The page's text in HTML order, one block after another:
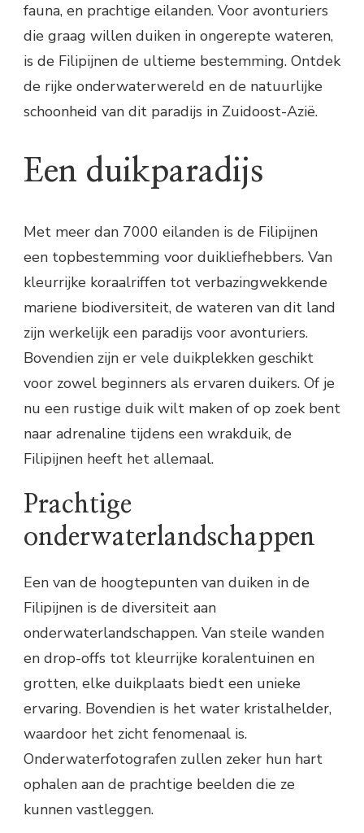
fauna, en prachtige eilanden. Voor avonturiers
die graag willen duiken in ongerepte wateren,
is de Filipijnen de ultieme bestemming. Ontdek
de rijke onderwaterwereld en de natuurlijke
schoonheid van dit paradijs in Zuidoost-Azië.
Een duikparadijs
Met meer dan 7000 eilanden is de Filipijnen
een topbestemming voor duikliefhebbers. Van
kleurrijke koraalriffen tot verbazingwekkende
mariene biodiversiteit, de wateren van dit land
zijn werkelijk een paradijs voor avonturiers.
Bovendien zijn er vele duikplekken geschikt
voor zowel beginners als ervaren duikers. Of je
nu een rustige duik wilt maken of op zoek bent
naar adrenaline tijdens een wrakduik, de
Filipijnen heeft het allemaal.
Prachtige
onderwaterlandschappen
Een van de hoogtepunten van duiken in de
Filipijnen is de diversiteit aan
onderwaterlandschappen. Van steile wanden
en drop-offs tot kleurrijke koralentuinen en
grotten, elke duikplaats biedt een unieke
ervaring. Bovendien is het water kristalhelder,
waardoor het zicht fenomenaal is.
Onderwaterfotografen zullen zeker hun hart
ophalen aan de prachtige beelden die ze
kunnen vastleggen.